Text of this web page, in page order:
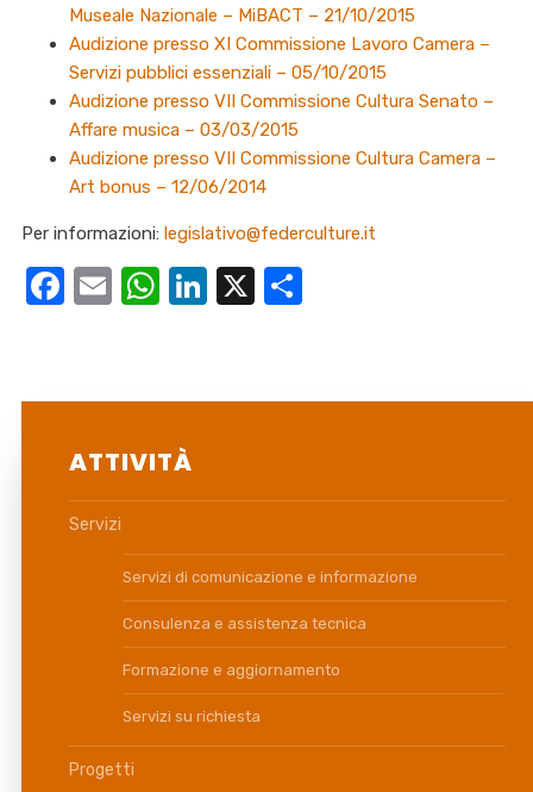
Museale Nazionale – MiBACT – 21/10/2015
Audizione presso XI Commissione Lavoro Camera –
Servizi pubblici essenziali – 05/10/2015
Audizione presso VII Commissione Cultura Senato –
Affare musica – 03/03/2015
Audizione presso VII Commissione Cultura Camera –
Art bonus – 12/06/2014
Per informazioni: legislativo@federculture.it
Facebook
EmailWhatsApp
LinkedIn
X Condividi
ATTIVITÀ
Servizi
Servizi di comunicazione e informazione
Consulenza e assistenza tecnica
Formazione e aggiornamento
Servizi su richiesta
Progetti